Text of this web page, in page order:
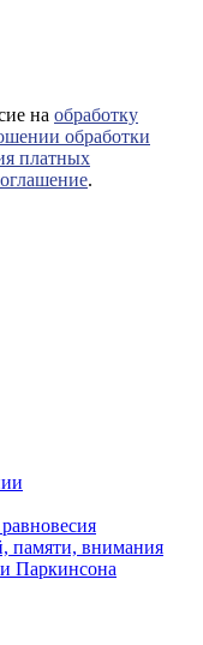
на обработку
обработки
платных
.
памяти, внимания
Паркинсона